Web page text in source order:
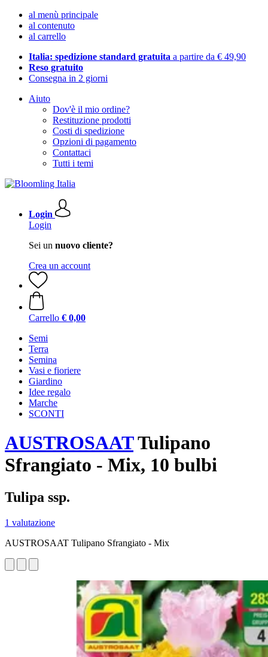
al menù principale
al contenuto
al carrello
Italia: spedizione standard gratuita a partire da € 49,90
Reso gratuito
Consegna in 2 giorni
Aiuto
Dov'è il mio ordine?
Restituzione prodotti
Costi di spedizione
Opzioni di pagamento
Contattaci
Tutti i temi
Login
Login
Sei un nuovo cliente?
Crea un account
Carrello € 0,00
Semi
Terra
Semina
Vasi e fioriere
Giardino
Idee regalo
Marche
SCONTI
AUSTROSAATTulipano
Sfrangiato - Mix, 10 bulbi
Tulipa ssp.
1 valutazione
AUSTROSAAT Tulipano Sfrangiato - Mix